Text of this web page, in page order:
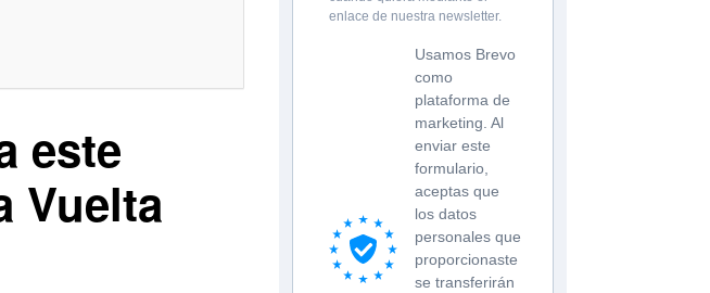
este
Vuelta
enlace de nuestra newsletter.
Usamos Brevo
como
plataforma de
marketing. Al
enviar este
formulario,
aceptas que
los datos
personales que
proporcionaste
se transferirán